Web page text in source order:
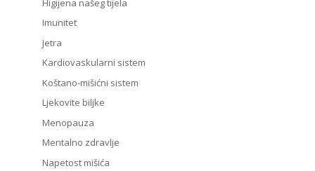
Higijena našeg tijela
Imunitet
Jetra
Kardiovaskularni sistem
Koštano-mišićni sistem
Ljekovite biljke
Menopauza
Mentalno zdravlje
Napetost mišića